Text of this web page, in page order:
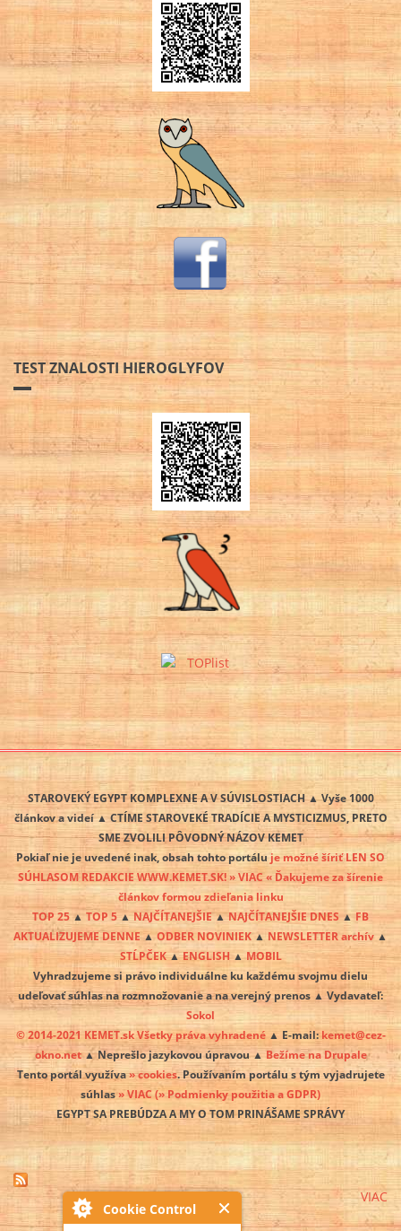
Cookie Control
TEST ZNALOSTI HIEROGLYFOV
STAROVEKÝ EGYPT KOMPLEXNE A V SÚVISLOSTIACH ▲ Vyše 1000
článkov a videí ▲ CTÍME STAROVEKÉ TRADÍCIE A MYSTICIZMUS, PRETO
SME ZVOLILI PÔVODNÝ NÁZOV KEMET
Pokiaľ nie je uvedené inak, obsah tohto portálu je možné šíriť LEN SO
SÚHLASOM REDAKCIE WWW.KEMET.SK! » VIAC « Ďakujeme za šírenie
článkov formou zdieľania linku
TOP 25 ▲ TOP 5▲NAJČÍTANEJŠIE▲NAJČÍTANEJŠIE DNES ▲FB
AKTUALIZUJEME DENNE▲ODBER NOVINIEK▲ NEWSLETTER archív ▲
STĹPČEK▲ENGLISH▲MOBIL
Vyhradzujeme si právo individuálne ku každému svojmu dielu
udeľovať súhlas na rozmnožovanie a na verejný prenos ▲ Vydavateľ:
Sokol
© 2014-2021 KEMET.sk Všetky práva vyhradené▲ E-mail: kemet@cez-
okno.net▲ Neprešlo jazykovou úpravou ▲ Bežíme na Drupale
Tento portál využíva» cookies. Používaním portálu s tým vyjadrujete
súhlas» VIAC(» Podmienky použitia a GDPR)
EGYPT SA PREBÚDZA A MY O TOM PRINÁŠAME SPRÁVY
VIAC